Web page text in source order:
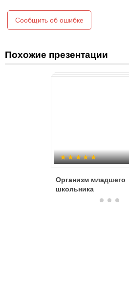
Сообщить об ошибке
Похожие презентации
Организм младшего
школьника